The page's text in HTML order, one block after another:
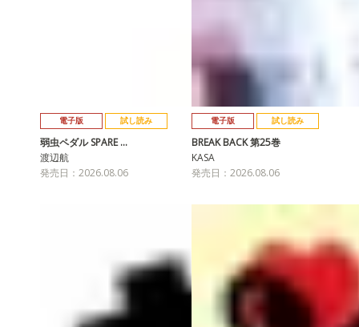
電子版 試し読み
弱虫ペダル SPARE …
渡辺航
発売日：2026.08.06
電子版 試し読み
BREAK BACK 第25巻
KASA
発売日：2026.08.06